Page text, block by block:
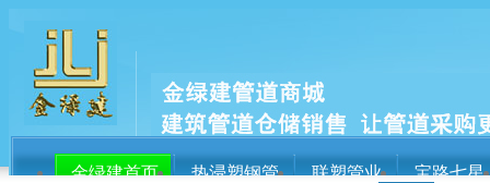
金绿建首页 热浸塑钢管 联塑管业 宝路七星